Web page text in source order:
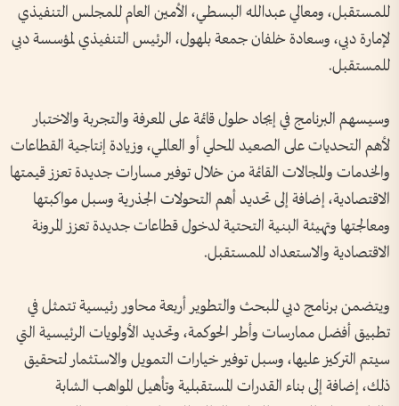
للمستقبل، ومعالي عبدالله البسطي، الأمين العام للمجلس التنفيذي
لإمارة دبي، وسعادة خلفان جمعة بلهول، الرئيس التنفيذي لمؤسسة دبي
للمستقبل.
وسيسهم البرنامج في إيجاد حلول قائمة على المعرفة والتجربة والاختبار
لأهم التحديات على الصعيد المحلي أو العالمي، وزيادة إنتاجية القطاعات
والخدمات والمجالات القائمة من خلال توفير مسارات جديدة تعزز قيمتها
الاقتصادية، إضافة إلى تحديد أهم التحولات الجذرية وسبل مواكبتها
ومعالجتها وتهيئة البنية التحتية لدخول قطاعات جديدة تعزز المرونة
الاقتصادية والاستعداد للمستقبل.
ويتضمن برنامج دبي للبحث والتطوير أربعة محاور رئيسية تتمثل في
تطبيق أفضل ممارسات وأطر الحوكمة، وتحديد الأولويات الرئيسية التي
سيتم التركيز عليها، وسبل توفير خيارات التمويل والاستثمار لتحقيق
ذلك، إضافة إلى بناء القدرات المستقبلية وتأهيل المواهب الشابة